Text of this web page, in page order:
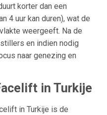
korter dan een
4 uur kan duren), wat de
weergeeft. Na de
en indien nodig
naar genezing en
in Turkije
in Turkije is de